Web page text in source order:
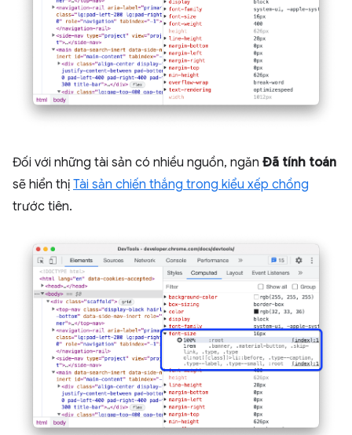
Đối với những tài sản có nhiều nguồn, ngăn Đã tính toán
sẽ hiển thị Tài sản chiến thắng trong kiểu xếp chồng
trước tiên.